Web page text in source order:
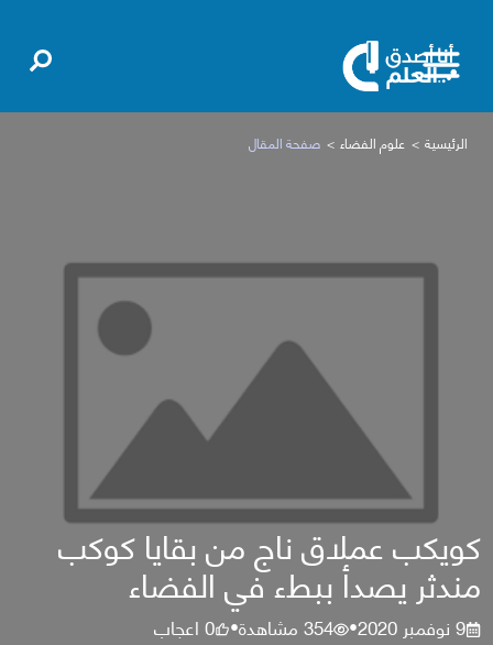
الرئيسية علوم الفضاء صفحة المقال
كويكب عملاق ناج من بقايا كوكب
مندثر يصدأ ببطء في الفضاء
9 نوفمبر 2020 •
354مشاهدة•
0اعجاب